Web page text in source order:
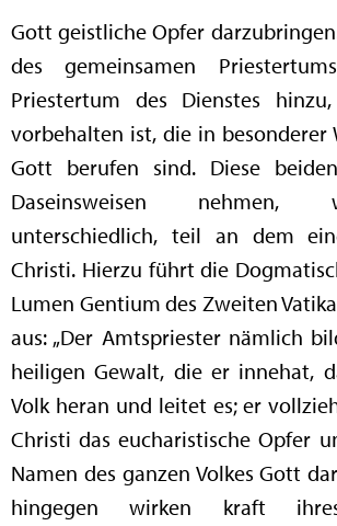
Gott geistliche Opfer
des gemeinsamen
Priestertum des Dienstes
vorbehalten ist, die in besonderer
Gott berufen sind. Diese
Daseinsweisen
unterschiedlich, teil an dem
Christi. Hierzu führt die
Lumen Gentium des Zweiten
aus: „Der Amtspriester nämlich
heiligen Gewalt, die er innehat,
Volk heran und leitet es; er
Christi das eucharistische Opfer
Namen des ganzen Volkes Gott
hingegen wirken kraft